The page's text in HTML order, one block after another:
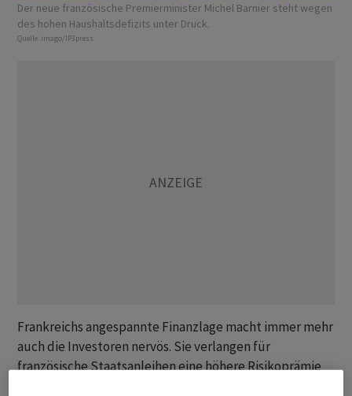
Der neue französische Premierminister Michel Barnier steht wegen
des hohen Haushaltsdefizits unter Druck.
Quelle: imago/IP3press
Frankreichs angespannte Finanzlage macht immer mehr
auch die Investoren nervös. Sie verlangen für
französische Staatsanleihen eine höhere Risikoprämie